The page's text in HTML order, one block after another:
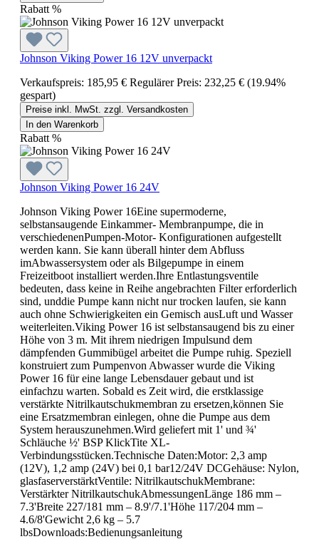
Rabatt %
Johnson Viking Power 16 12V unverpackt
Verkaufspreis: 185,95 € Regulärer Preis: 232,25 € (19.94%
gespart)
Preise inkl. MwSt. zzgl. Versandkosten
In den Warenkorb
Rabatt %
Johnson Viking Power 16 24V
Johnson Viking Power 16Eine supermoderne,
selbstansaugende Einkammer- Membranpumpe, die in
verschiedenenPumpen-Motor- Konfigurationen aufgestellt
werden kann. Sie kann überall hinter dem Abfluss
imAbwassersystem oder als Bilgepumpe in einem
Freizeitboot installiert werden.Ihre Entlastungsventile
bedeuten, dass keine in Reihe angebrachten Filter erforderlich
sind, unddie Pumpe kann nicht nur trocken laufen, sie kann
auch ohne Schwierigkeiten ein Gemisch ausLuft und Wasser
weiterleiten.Viking Power 16 ist selbstansaugend bis zu einer
Höhe von 3 m. Mit ihrem niedrigen Impulsund dem
dämpfenden Gummibügel arbeitet die Pumpe ruhig. Speziell
konstruiert zum Pumpenvon Abwasser wurde die Viking
Power 16 für eine lange Lebensdauer gebaut und ist
einfachzu warten. Sobald es Zeit wird, die erstklassige
verstärkte Nitrilkautschukmembran zu ersetzen,können Sie
eine Ersatzmembran einlegen, ohne die Pumpe aus dem
System herauszunehmen.Wird geliefert mit 1' und ¾'
Schläuche ½' BSP KlickTite XL-
Verbindungsstücken.Technische Daten:Motor: 2,3 amp
(12V), 1,2 amp (24V) bei 0,1 bar12/24V DCGehäuse: Nylon,
glasfaserverstärktVentile: NitrilkautschukMembrane:
Verstärkter NitrilkautschukAbmessungenLänge 186 mm –
7.3'Breite 227/181 mm – 8.9'/7.1'Höhe 117/204 mm –
4.6/8'Gewicht 2,6 kg – 5.7
lbsDownloads:Bedienungsanleitung